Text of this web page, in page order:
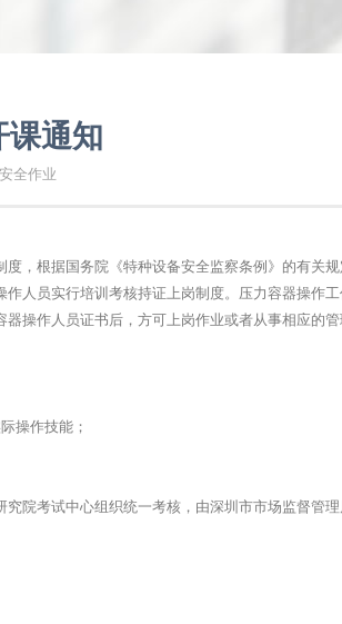
通知
全作业
，根据国务院《特种设备安全监察条例》的有关规
人员实行培训考核持证上岗制度。压力容器操作
操作人员证书后，方可上岗作业或者从事相应的管
操作技能；
院考试中心组织统一考核，由深圳市市场监督管理